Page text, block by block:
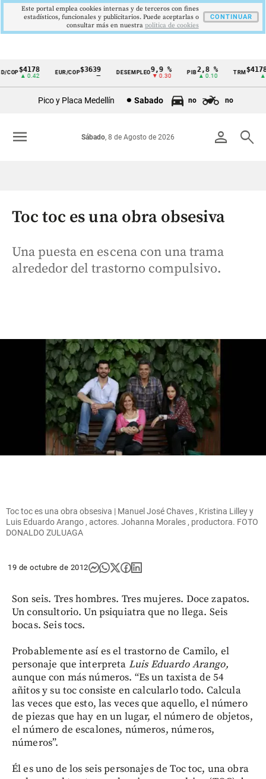
Cintillo
Colombia
$4178
▲ 0.42
EUR/COP$3639 DESEMPLEO 9,9 %
▼ 0.30
PIB2,8 %
▲ 0.10
TRM
▲
Pico y Placa Medellín Sabado no no
person search
Sábado, 8 de Agosto de 2026
menu
Toc toc es una obra obsesiva
Una puesta en escena con una trama
alrededor del trastorno compulsivo.
Toc toc es una obra obsesiva | Manuel José Chaves , Kristina Lilley y
Luis Eduardo Arango , actores. Johanna Morales , productora. FOTO
DONALDO ZULUAGA
19 de octubre de 2012
Son seis. Tres hombres. Tres mujeres. Doce zapatos.
Un consultorio. Un psiquiatra que no llega. Seis
bocas. Seis tocs.
Probablemente así es el trastorno de Camilo, el
personaje que interpreta Luis Eduardo Arango,
aunque con más números. “Es un taxista de 54
añitos y su toc consiste en calcularlo todo. Calcula
las veces que esto, las veces que aquello, el número
de piezas que hay en un lugar, el número de objetos,
el número de escalones, números, números,
números”.
Él es uno de los seis personajes de Toc toc, una obra
Este portal emplea cookies internas y de terceros con fines
estadísticos, funcionales y publicitarios. Puede aceptarlas o
consultar más en nuestra politica de cookies
CONTINUAR